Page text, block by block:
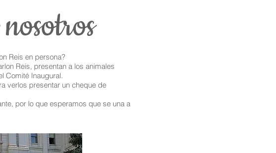
Reis en persona?
Reis, presentan a los animales
Comité Inaugural.
verlos presentar un cheque de
por lo que esperamos que se una a